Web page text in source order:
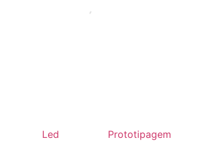
Led Prototipagem